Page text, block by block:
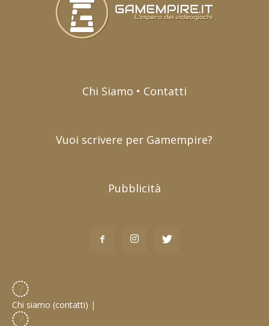
Chi Siamo • Contatti
Vuoi scrivere per Gamempire?
Pubblicità
Chi siamo (contatti) |